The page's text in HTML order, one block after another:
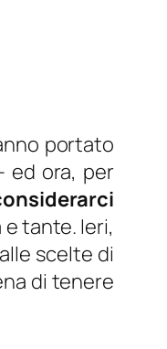
portato
ed ora, per
tante. Ieri,
scelte di
di tenere